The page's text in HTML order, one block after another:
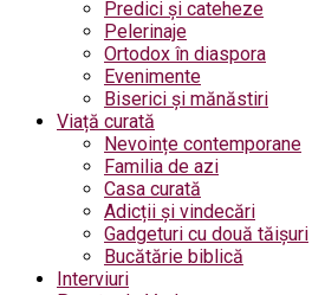
Predici și cateheze
Pelerinaje
Ortodox în diaspora
Evenimente
Biserici și mănăstiri
Viață curată
Nevoințe contemporane
Familia de azi
Casa curată
Adicții și vindecări
Gadgeturi cu două tăișuri
Bucătărie biblică
Interviuri